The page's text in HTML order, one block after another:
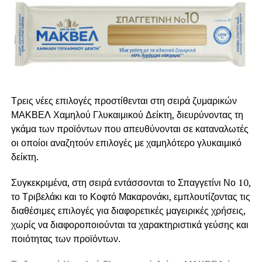
που όλοι πηγαίνουν για να φάνε λαχανοντολμάδες από τα
χεράκια της, μπροστά στη θάλασσα…
Η Κατίνα μου άρεσε για ένα λόγο ακόμα ξέρει να
χαμογελά, η μαγειρική της είναι τρόπος έκφρασης αγάπης
Μπράβο Κατίνα… Παζοκατίνα όπως σε αποκαλούν οι
συντοπίτες σου… μας κάνεις υπερήφανους.
Οι ντολμάδες δένουν αρμονικά με τυρί φέτα και ζεστό
ψωμί.
Τι κρασί ταιριάζει με το «δύσκολο αυγολέμονο» των
λαχανοντολμάδων.
Αρμονικά δένει με μια Σαντορίνη ασύρτικο με σύντομη
παλαίωση, τα ευγενικά αρώματά της, ο όγκος της και αυτή
η μεταλλικότητα στο στόμα ταιριάζει με τους
λαχανοντολμάδες αυγολέμονο.
Τρεις νέες επιλογές προστίθενται στη σειρά ζυμαρικών
ΜΑΚΒΕΛ Χαμηλού Γλυκαιμικού Δείκτη, διευρύνοντας τη
γκάμα των προϊόντων που απευθύνονται σε καταναλωτές
οι οποίοι αναζητούν επιλογές με χαμηλότερο γλυκαιμικό
δείκτη.
Συγκεκριμένα, στη σειρά εντάσσονται το Σπαγγετίνι Νο 10,
το Τριβελάκι και το Κοφτό Μακαρονάκι, εμπλουτίζοντας τις
διαθέσιμες επιλογές για διαφορετικές μαγειρικές χρήσεις,
χωρίς να διαφοροποιούνται τα χαρακτηριστικά γεύσης και
ποιότητας των προϊόντων.